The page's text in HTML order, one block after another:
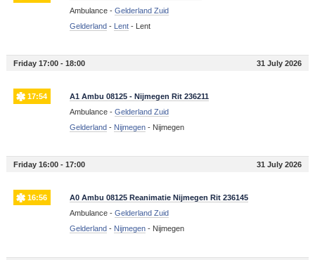
Ambulance - Gelderland Zuid
Gelderland- Lent- Lent
Friday 17:00 - 18:00 31 July 2026
17:54
A1 Ambu 08125 - Nijmegen Rit 236211
Ambulance - Gelderland Zuid
Gelderland- Nijmegen- Nijmegen
Friday 16:00 - 17:00 31 July 2026
16:56
A0 Ambu 08125 Reanimatie Nijmegen Rit 236145
Ambulance - Gelderland Zuid
Gelderland- Nijmegen- Nijmegen